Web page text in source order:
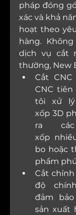
pháp đóng
xác và khả
hoạt theo
hàng.
dịch vụ cắt
thường, New
Cắt
CNC
tôi xử
xốp 3D
ra
xốp
bo hoặc
phẩm
Cắt chính
độ
đảm
sản xuất